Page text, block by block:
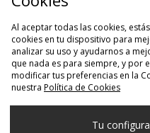
España
Al aceptar todas las cookies,
cookies en tu dispositivo para
analizar su uso y ayudarnos a
que nada es para siempre, y por
modificar tus preferencias en la
nuestra Política de Cookies
Tu